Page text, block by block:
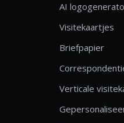
AI
Visitekaartjes
Briefpapier
Verticale